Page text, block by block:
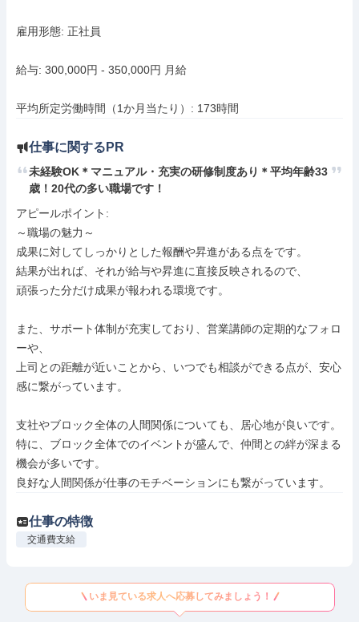
雇用形態: 正社員
給与: 300,000円 - 350,000円 月給
平均所定労働時間（1か月当たり）: 173時間
仕事に関するPR
未経験OK＊マニュアル・充実の研修制度あり＊平均年齢33
歳！20代の多い職場です！
アピールポイント:
～職場の魅力～
成果に対してしっかりとした報酬や昇進がある点をです。
結果が出れば、それが給与や昇進に直接反映されるので、
頑張った分だけ成果が報われる環境です。
また、サポート体制が充実しており、営業講師の定期的なフォロ
ーや、
上司との距離が近いことから、いつでも相談ができる点が、安心
感に繋がっています。
支社やブロック全体の人間関係についても、居心地が良いです。
特に、ブロック全体でのイベントが盛んで、仲間との絆が深まる
機会が多いです。
良好な人間関係が仕事のモチベーションにも繋がっています。
仕事の特徴
交通費支給
いま見ている求人へ応募してみましょう！